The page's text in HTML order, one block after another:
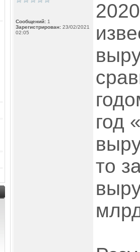
Сообщений: 1
Зарегистрирован: 23/02/2021
02:05
год
то